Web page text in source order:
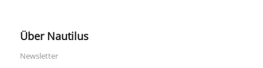
Über Nautilus
Newsletter